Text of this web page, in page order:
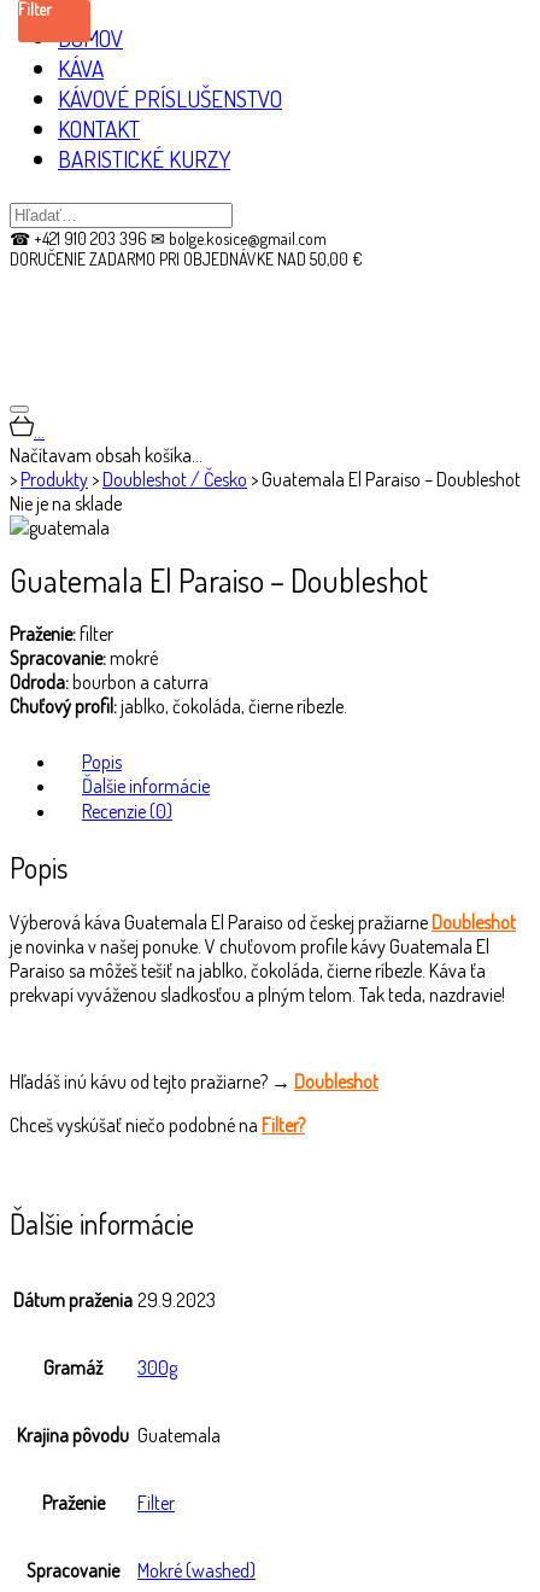
DOMOV
KÁVA
KÁVOVÉ PRÍSLUŠENSTVO
KONTAKT
BARISTICKÉ KURZY
☎ +421 910 203 396 ✉ bolge.kosice@gmail.com
DORUČENIE ZADARMO PRI OBJEDNÁVKE NAD 50,00 €
…
Načítavam obsah košíka…
>Produkty>Doubleshot / Česko >Guatemala El Paraiso – Doubleshot
Nie je na sklade
Filter
Guatemala El Paraiso – Doubleshot
Praženie:filter
Spracovanie:mokré
Odroda:bourbon a caturra
Chuťový profil:jablko, čokoláda, čierne ríbezle.
Popis
Ďalšie informácie
Recenzie (0)
Popis
Výberová káva Guatemala El Paraiso od českej pražiarneDoubleshot
je novinka v našej ponuke. V chuťovom profile kávy Guatemala El
Paraiso sa môžeš tešiť na jablko, čokoláda, čierne ríbezle. Káva ťa
prekvapí vyváženou sladkosťou a plným telom. Tak teda, nazdravie!
Hľadáš inú kávu od tejto pražiarne? → Doubleshot
Chceš vyskúšať niečo podobné na Filter?
Ďalšie informácie
Dátum praženia 29.9.2023
Gramáž 300g
Krajina pôvodu Guatemala
Praženie Filter
Spracovanie Mokré (washed)